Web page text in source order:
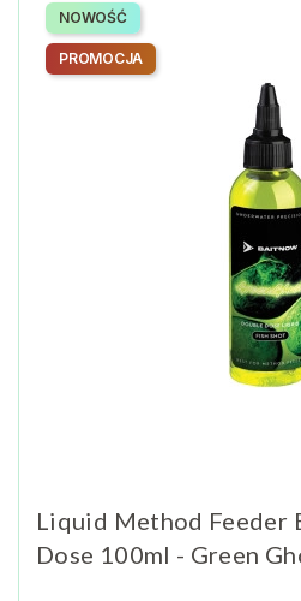
Liquid Method Feeder
Dose 100ml - Green
NOWOŚĆ
PROMOCJA